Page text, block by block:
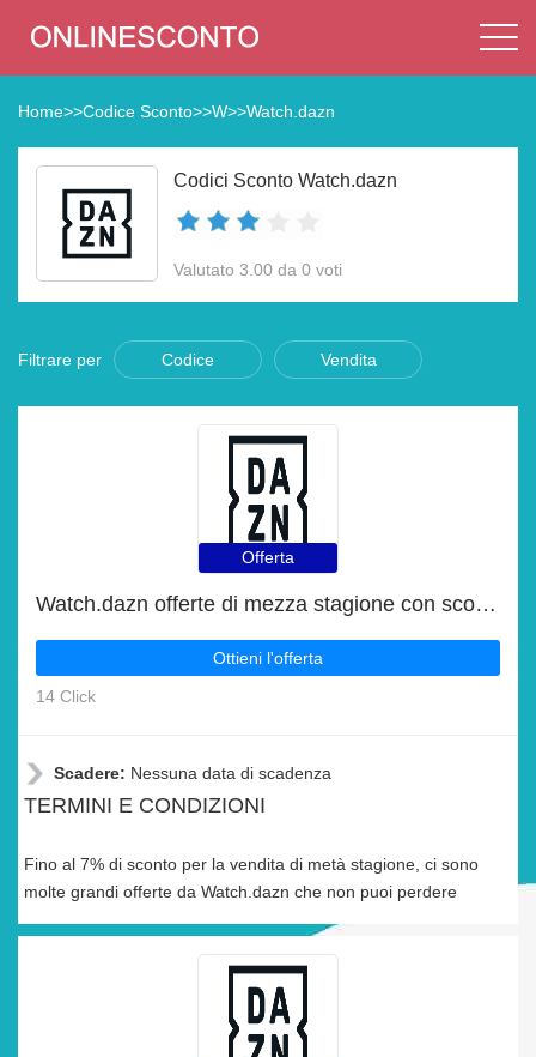
Home>>Codice Sconto>>W>>Watch.dazn
Codici Sconto Watch.dazn
Valutato 3.00 da 0 voti
Filtrare per Codice Vendita
Offerta
Watch.dazn offerte di mezza stagione con sconti fino al 7%
Ottieni l'offerta
14 Click
Scadere: Nessuna data di scadenza
TERMINI E CONDIZIONI
Fino al 7% di sconto per la vendita di metà stagione, ci sono
molte grandi offerte da Watch.dazn che non puoi perdere